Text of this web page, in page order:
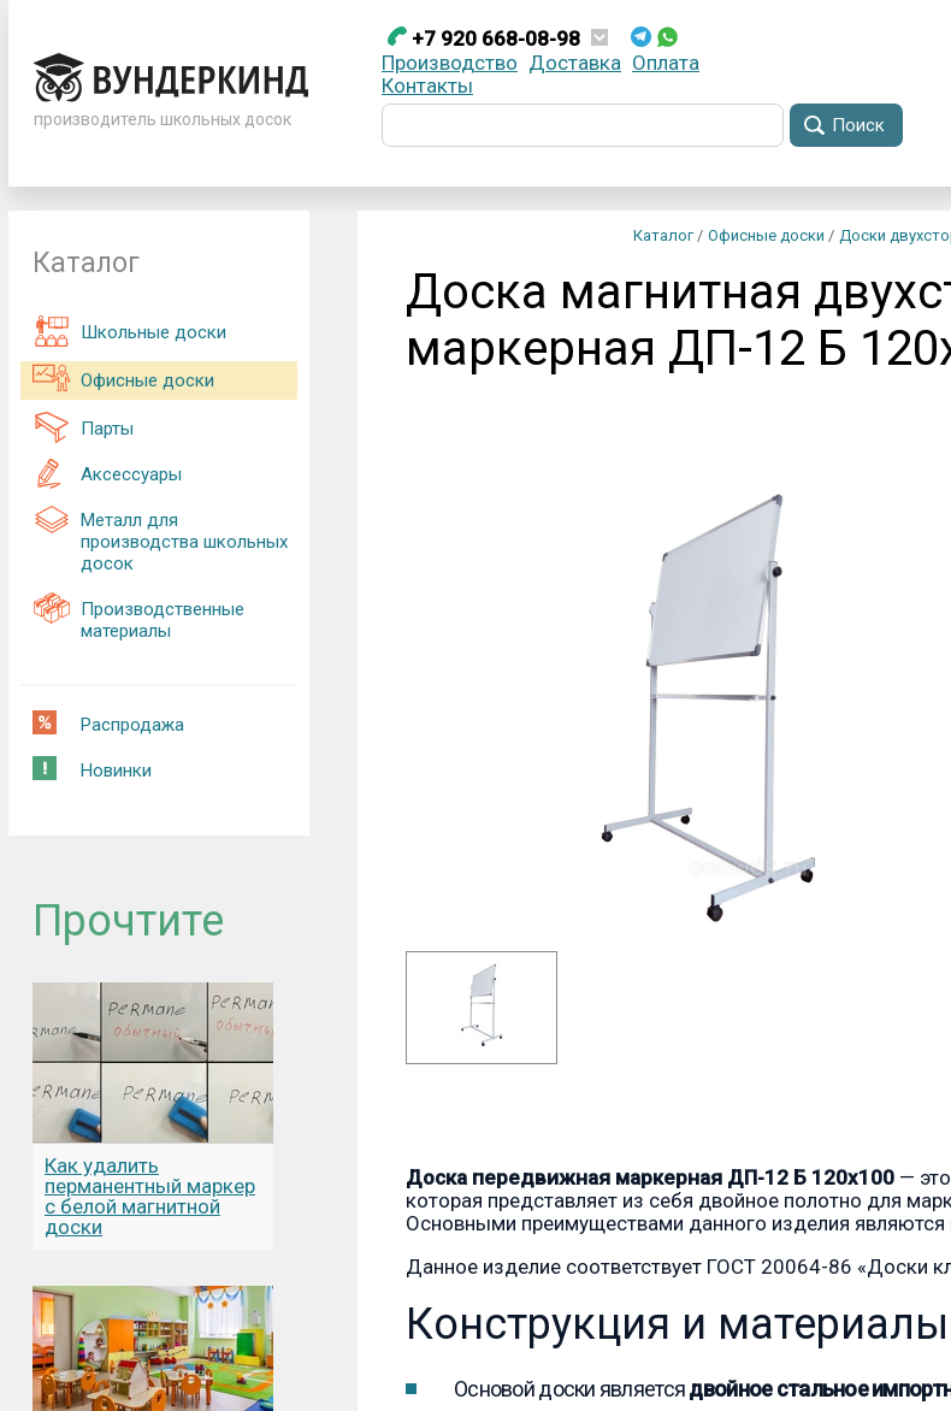
Телефоны
производитель школьных досок
+7 920 668-08-98
+7 920 668-08-98
Производство Доставка Оплата
Контакты
Поиск
Каталог
Школьные доски
Офисные доски
Парты
Аксессуары
Металл для
производства школьных
досок
Производственные
материалы
Распродажа
Новинки
Прочтите
Как удалить
перманентный маркер
с белой магнитной
доски
Каталог / Офисные доски / Доски
Доска магнитная
маркерная ДП-12 Б
Доска передвижная маркерная ДП-12 Б 120х100 —
которая представляет из себя двойное полотно для
Основными преимуществами данного изделия
Данное изделие соответствует ГОСТ 20064-86 «Доски
Конструкция и материалы
Основой доски являетсядвойное стальное